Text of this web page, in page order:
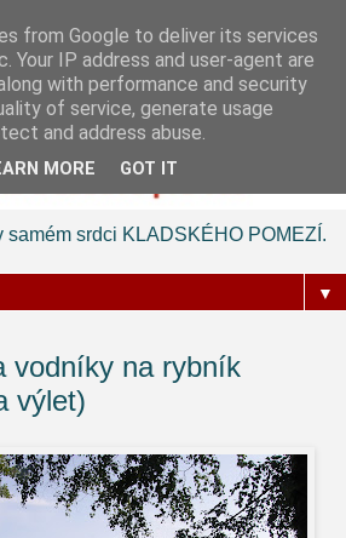
samém srdci KLADSKÉHO POMEZÍ.
▼
vodníky na rybník
výlet)
from Google to deliver its services
Your IP address and user-agent are
with performance and security
of service, generate usage
and address abuse.
MORE GOT IT